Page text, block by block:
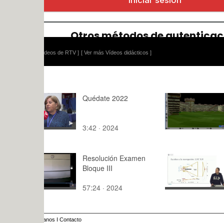
[ Ver más Vídeos didácticos ]
Quédate 2022
3:42 · 2024
VRML:
8:36 · 2014
Resolución Examen
Bloque III
57:24 · 2024
Ingeniería
4:54 · 2024